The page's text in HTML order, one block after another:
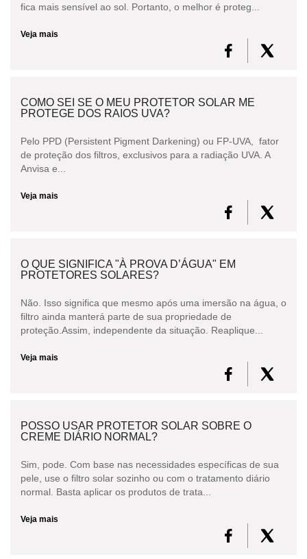
fica mais sensível ao sol. Portanto, o melhor é proteg...
Veja mais
COMO SEI SE O MEU PROTETOR SOLAR ME
PROTEGE DOS RAIOS UVA?
Pelo PPD (Persistent Pigment Darkening) ou FP-UVA, fator
de proteção dos filtros, exclusivos para a radiação UVA. A
Anvisa e...
Veja mais
O QUE SIGNIFICA "À PROVA D’ÁGUA" EM
PROTETORES SOLARES?
Não. Isso significa que mesmo após uma imersão na água, o
filtro ainda manterá parte de sua propriedade de
proteção.Assim, independente da situação. Reaplique...
Veja mais
POSSO USAR PROTETOR SOLAR SOBRE O
CREME DIÁRIO NORMAL?
Sim, pode. Com base nas necessidades específicas de sua
pele, use o filtro solar sozinho ou com o tratamento diário
normal. Basta aplicar os produtos de trata...
Veja mais